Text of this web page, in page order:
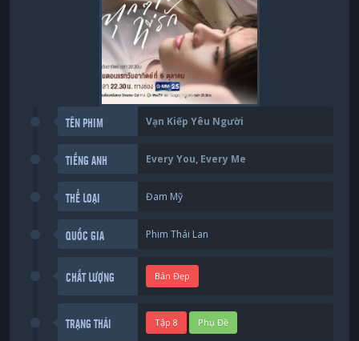
TÊN PHIM Vạn Kiếp Yêu Người
TIẾNG ANH Every You, Every Me
THỂ LOẠI Đam Mỹ
QUỐC GIA Phim Thái Lan
CHẤT LƯỢNG Bản Đẹp
TRẠNG THÁI Tập 8 Phụ Đề